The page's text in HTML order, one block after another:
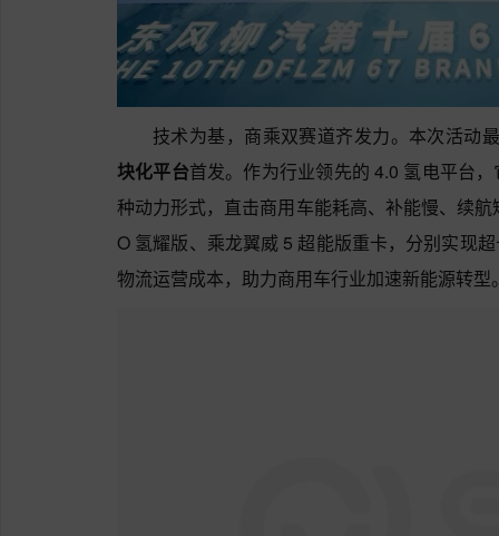
技术为基，商乘双赛道齐发力。本次活动
块化平台首发。作为行业领先的 4.0 氢电平台
种动力形式，直击商用车能耗高、补能慢、续
O 氢耀版、乘龙翼威 5 超能版重卡，分别实现
物流运营成本，助力商用车行业加速新能源转型